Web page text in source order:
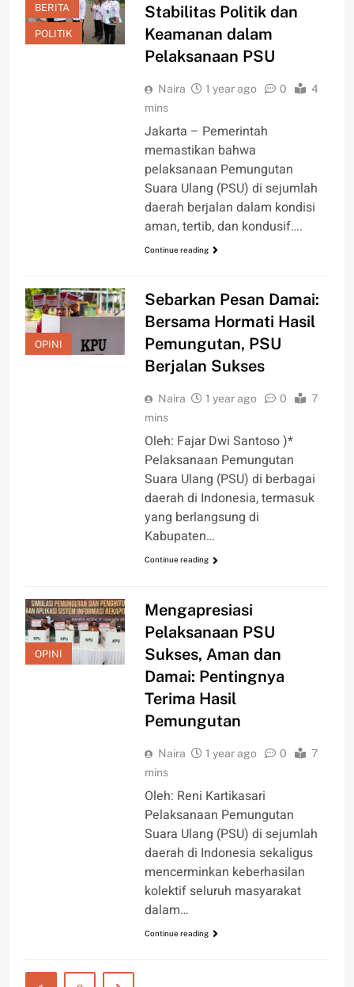
BERITA
POLITIK
Stabilitas Politik dan
Keamanan dalam
Pelaksanaan PSU
Naira 1 year ago 0
4
mins
Jakarta – Pemerintah
memastikan bahwa
pelaksanaan Pemungutan
Suara Ulang (PSU) di sejumlah
daerah berjalan dalam kondisi
aman, tertib, dan kondusif….
Continue reading
OPINI
Sebarkan Pesan Damai:
Bersama Hormati Hasil
Pemungutan, PSU
Berjalan Sukses
Naira 1 year ago 0
7
mins
Oleh: Fajar Dwi Santoso )*
Pelaksanaan Pemungutan
Suara Ulang (PSU) di berbagai
daerah di Indonesia, termasuk
yang berlangsung di
Kabupaten…
Continue reading
OPINI
Mengapresiasi
Pelaksanaan PSU
Sukses, Aman dan
Damai: Pentingnya
Terima Hasil
Pemungutan
Naira 1 year ago 0
7
mins
Oleh: Reni Kartikasari
Pelaksanaan Pemungutan
Suara Ulang (PSU) di sejumlah
daerah di Indonesia sekaligus
mencerminkan keberhasilan
kolektif seluruh masyarakat
dalam…
Continue reading